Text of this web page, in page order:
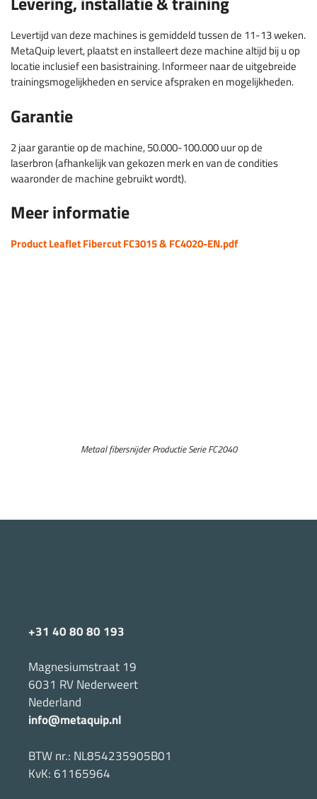
Levertijd van deze machines is gemiddeld tussen de 11-13 weken.
MetaQuip levert, plaatst en installeert deze machine altijd bij u op
locatie inclusief een basistraining. Informeer naar de uitgebreide
trainingsmogelijkheden en service afspraken en mogelijkheden.
Garantie
2 jaar garantie op de machine, 50.000-100.000 uur op de
laserbron (afhankelijk van gekozen merk en van de condities
waaronder de machine gebruikt wordt).
Meer informatie
Product Leaflet Fibercut FC3015 & FC4020-EN.pdf
Metaal fibersnijder Productie Serie FC2040
+31 40 80 80 193
Magnesiumstraat 19
6031 RV Nederweert
Nederland
info@metaquip.nl
BTW nr.: NL854235905B01
KvK: 61165964